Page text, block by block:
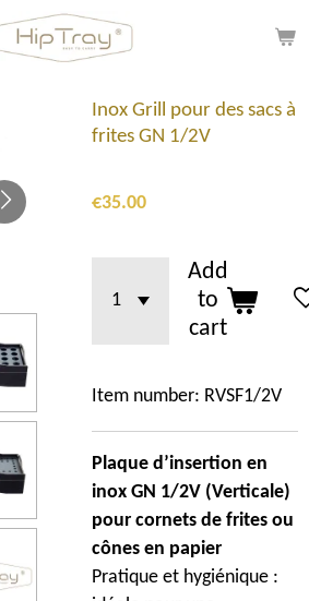
Inox Grill pour des sacs à
frites GN 1/2V
€35.00
Add
to
cart
Item number: RVSF1/2V
Plaque d’insertion en
inox GN 1/2V (Verticale)
pour cornets de frites ou
cônes en papier
Pratique et hygiénique :